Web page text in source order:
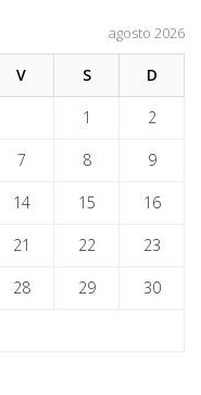
agosto 2026
V S D
1 2
7 8 9
14 15 16
21 22 23
28 29 30